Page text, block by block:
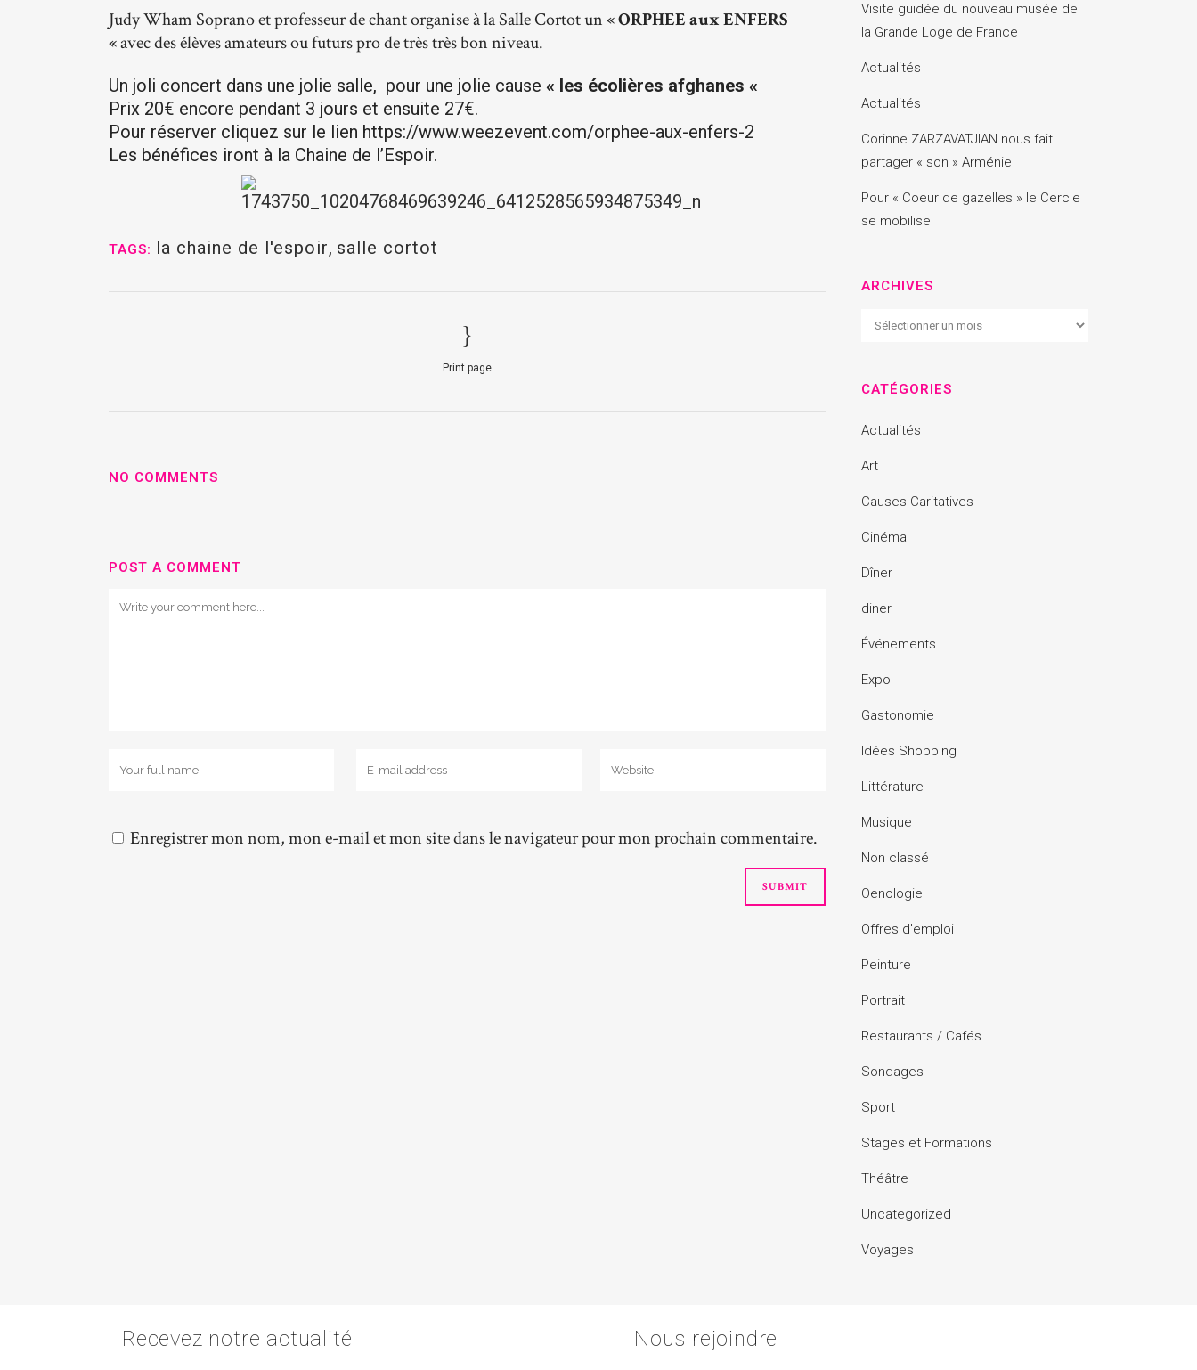
Judy Wham Soprano et professeur de chant organise à la Salle Cortot un« ORPHEE aux ENFERS
«avec des élèves amateurs ou futurs pro de très très bon niveau.
Un joli concert dans une jolie salle, pour une jolie cause « les écolières afghanes «
Prix 20€ encore pendant 3 jours et ensuite 27€.
Pour réserver cliquez sur le lien https://www.weezevent.com/orphee-aux-enfers-2
Les bénéfices iront à la Chaine de l’Espoir.
TAGS: la chaine de l'espoir, salle cortot
Print page
NO COMMENTS
POST A COMMENT
Enregistrer mon nom, mon e-mail et mon site dans le navigateur pour mon prochain commentaire.
Visite guidée du nouveau musée de
la Grande Loge de France
Actualités
Actualités
Corinne ZARZAVATJIAN nous fait
partager « son » Arménie
Pour « Coeur de gazelles » le Cercle
se mobilise
ARCHIVES
Archives
CATÉGORIES
Actualités
Art
Causes Caritatives
Cinéma
Dîner
diner
Événements
Expo
Gastonomie
Idées Shopping
Littérature
Musique
Non classé
Oenologie
Offres d'emploi
Peinture
Portrait
Restaurants / Cafés
Sondages
Sport
Stages et Formations
Théâtre
Uncategorized
Voyages
Recevez notre actualité Nous rejoindre